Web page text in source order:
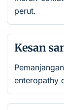
perut.
Kesan
enteropathy